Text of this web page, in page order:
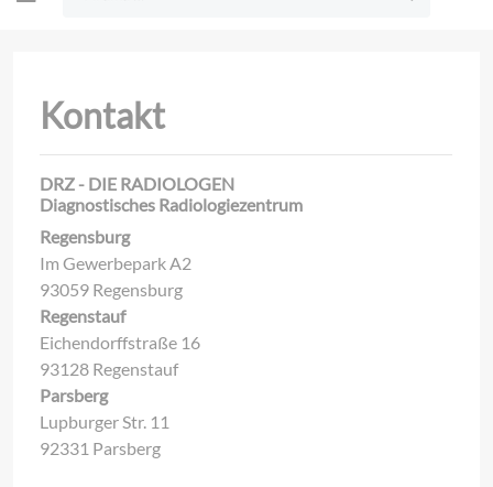
Kontakt
DRZ - DIE RADIOLOGEN
Diagnostisches Radiologiezentrum
Regensburg
Im Gewerbepark A2
93059 Regensburg
Regenstauf
Eichendorffstraße 16
93128 Regenstauf
Parsberg
Lupburger Str. 11
92331 Parsberg